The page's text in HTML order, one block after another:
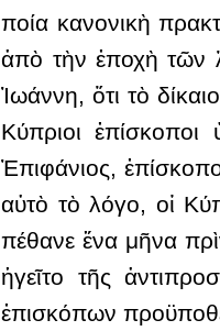
ποία κανονικὴ
ἀπὸ τὴν ἐποχὴ τῶν
Ἰωάννη, ὅτι τὸ
Κύπριοι
Ἐπιφάνιος,
αὐτὸ τὸ λόγο, οἱ
πέθανε ἕνα μῆνα
ἡγεῖτο τῆς
ἐπισκόπων